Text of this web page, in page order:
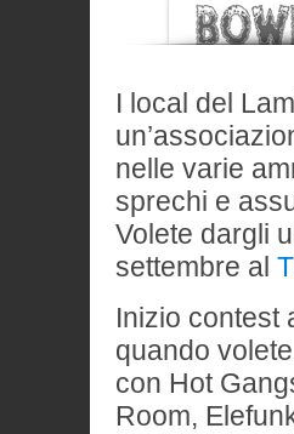
I local del
nelle varie
sprechi e
Volete dargli
settembre al
Inizio contest
quando
con Hot
Room,